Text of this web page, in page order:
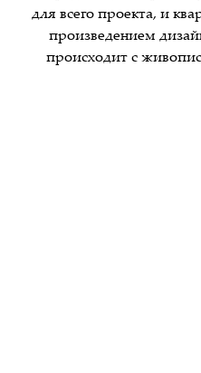
для всего проекта, и
произведением
происходит с